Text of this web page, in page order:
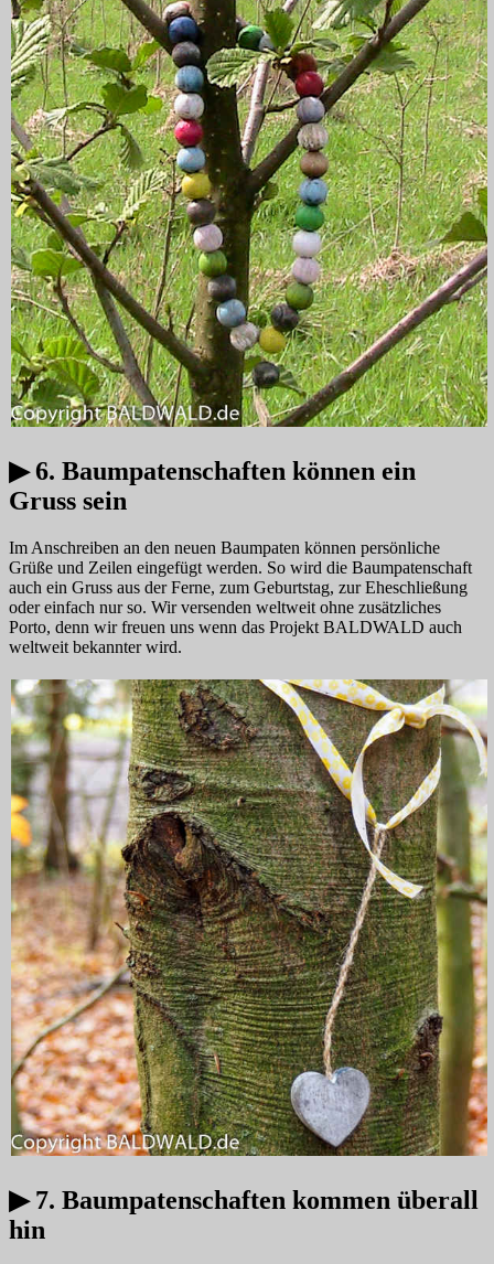
▶ 6. Baumpatenschaften können ein
Gruss sein
Im Anschreiben an den neuen Baumpaten können persönliche
Grüße und Zeilen eingefügt werden. So wird die Baumpatenschaft
auch ein Gruss aus der Ferne, zum Geburtstag, zur Eheschließung
oder einfach nur so. Wir versenden weltweit ohne zusätzliches
Porto, denn wir freuen uns wenn das Projekt BALDWALD auch
weltweit bekannter wird.
▶ 7. Baumpatenschaften kommen überall
hin